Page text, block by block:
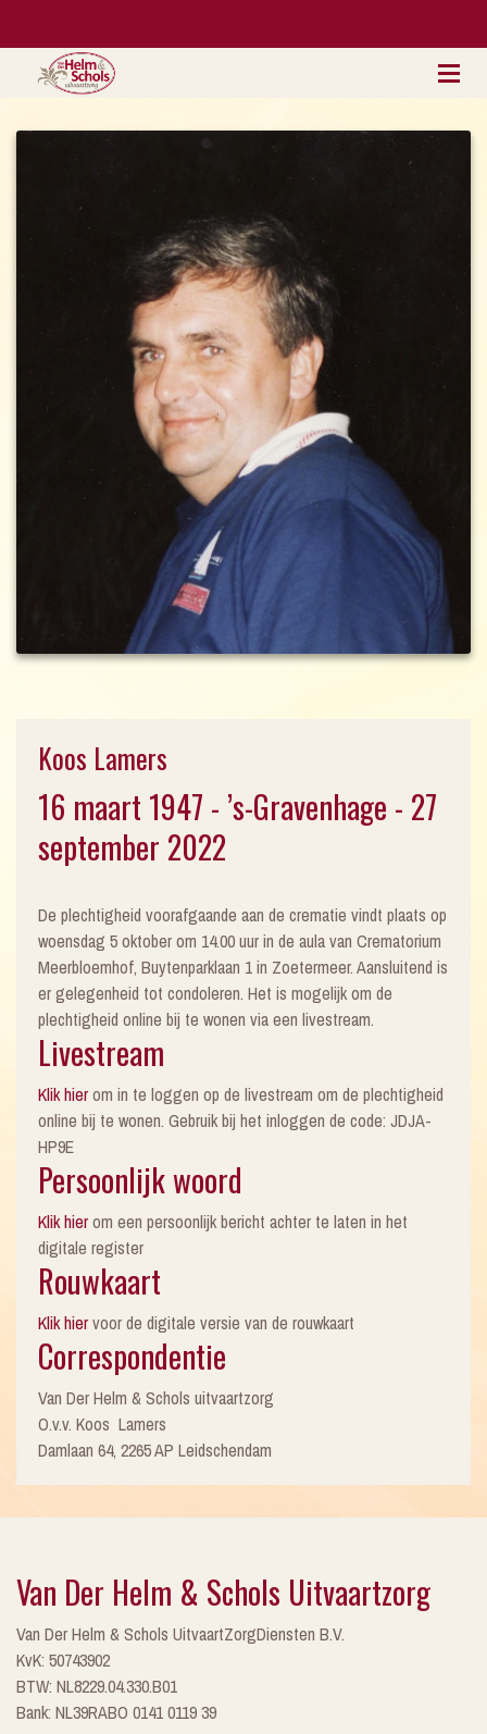
Koos Lamers
16 maart 1947 - ’s-Gravenhage - 27
september 2022
De plechtigheid voorafgaande aan de crematie vindt plaats op
woensdag 5 oktober om 14.00 uur in de aula van Crematorium
Meerbloemhof, Buytenparklaan 1 in Zoetermeer. Aansluitend is
er gelegenheid tot condoleren. Het is mogelijk om de
plechtigheid online bij te wonen via een livestream.
Livestream
Klik hierom in te loggen op de livestream om de plechtigheid
online bij te wonen. Gebruik bij het inloggen de code: JDJA-
HP9E
Persoonlijk woord
Klik hierom een persoonlijk bericht achter te laten in het
digitale register
Rouwkaart
Klik hiervoor de digitale versie van de rouwkaart
Correspondentie
Van Der Helm & Schols uitvaartzorg
O.v.v. Koos Lamers
Damlaan 64, 2265 AP Leidschendam
Van Der Helm & Schols Uitvaartzorg
Van Der Helm & Schols UitvaartZorgDiensten B.V.
KvK: 50743902
BTW: NL8229.04.330.B01
Bank: NL39RABO 0141 0119 39